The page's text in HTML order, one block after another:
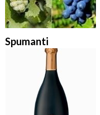
Spumanti